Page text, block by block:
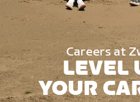
Careers at
LEVEL
YOUR